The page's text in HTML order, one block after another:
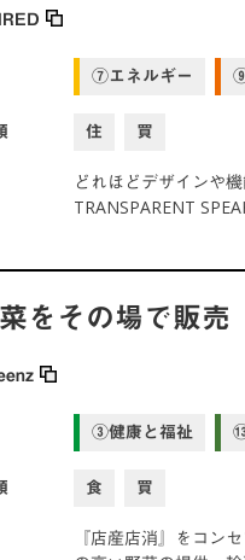
⑦エネルギー
住 買
どれほどデザインや
TRANSPARENT
をその場で販売
③健康と福祉
食 買
『店産店消』をコン